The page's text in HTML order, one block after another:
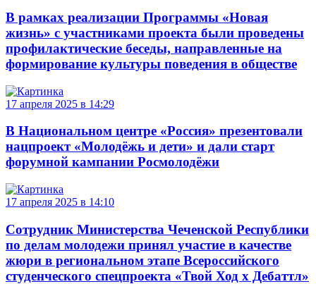
В рамках реализации Программы «Новая
жизнь» с участниками проекта были проведены
профилактические беседы, направленные на
формирование культуры поведения в обществе
17 апреля 2025 в 14:29
В Национальном центре «Россия» презентовали
нацпроект «Молодёжь и дети» и дали старт
форумной кампании Росмолодёжи
17 апреля 2025 в 14:10
Сотрудник Министерства Чеченской Республики
по делам молодежи принял участие в качестве
жюри в региональном этапе Всероссийского
студенческого спецпроекта «Твой Ход х Дебаттл»